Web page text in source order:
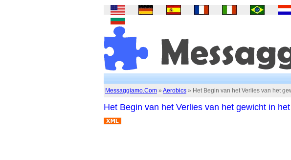
Messaggiamo.Com » Aerobics » Het Begin van het Verlies van het
Het Begin van het Verlies van het gewicht in